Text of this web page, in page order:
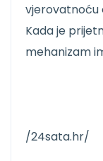
vjerovatnoću
Kada je
mehanizam
/24sata.hr/